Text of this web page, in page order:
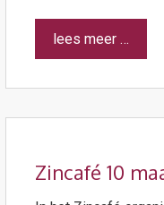
lees meer …
Zincafé 10